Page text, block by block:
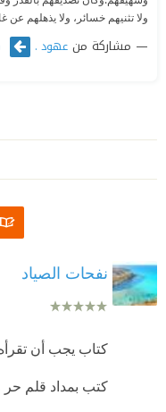
ولا تثنيهم خسائر، ولا يذهلهم عن
مشاركة من عهود .
نفحات الصياد
كتاب يجب أن تقرأه
كتب بمداد قلم حر